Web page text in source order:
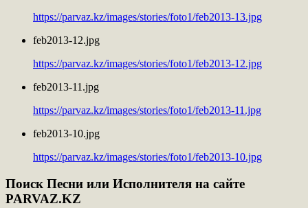
https://parvaz.kz/images/stories/foto1/feb2013-13.jpg
feb2013-12.jpg
https://parvaz.kz/images/stories/foto1/feb2013-12.jpg
feb2013-11.jpg
https://parvaz.kz/images/stories/foto1/feb2013-11.jpg
feb2013-10.jpg
https://parvaz.kz/images/stories/foto1/feb2013-10.jpg
Поиск Песни или Исполнителя на сайте
PARVAZ.KZ